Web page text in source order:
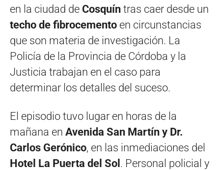
en la ciudad de Cosquín tras caer desde un
techo de fibrocemento en circunstancias
que son materia de investigación. La
Policía de la Provincia de Córdoba y la
Justicia trabajan en el caso para
determinar los detalles del suceso.
El episodio tuvo lugar en horas de la
mañana en Avenida San Martín y Dr.
Carlos Gerónico, en las inmediaciones del
Hotel La Puerta del Sol . Personal policial y